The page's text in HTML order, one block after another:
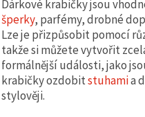
Dárkové krabičky jsou
šperky, parfémy, drobné
Lze je přizpůsobit pomocí
takže si můžete vytvořit
formálnější události, jako
krabičky ozdobitstuhamia
stylověji.